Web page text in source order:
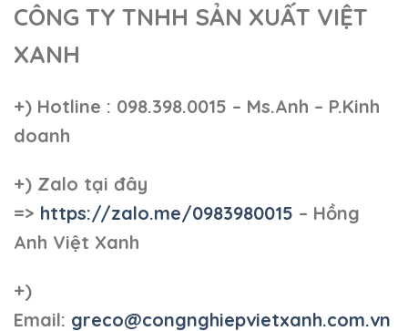
CÔNG TY TNHH SẢN XUẤT VIỆT
XANH
+) Hotline : 098.398.0015 – Ms.Anh – P.Kinh
doanh
+) Zalo tại đây
=> https://zalo.me/0983980015 – Hồng
Anh Việt Xanh
+)
Email: greco@congnghiepvietxanh.com.vn